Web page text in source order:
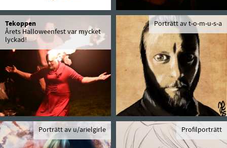
Tekoppen
Årets Halloweenfest var mycket
lyckad!
Porträtt av t-o-m-u-s-a
Porträtt av u/arielgirle Profilporträtt